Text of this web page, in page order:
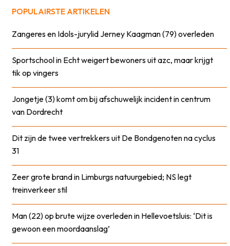
POPULAIRSTE ARTIKELEN
Zangeres en Idols-jurylid Jerney Kaagman (79) overleden
Sportschool in Echt weigert bewoners uit azc, maar krijgt
tik op vingers
Jongetje (3) komt om bij afschuwelijk incident in centrum
van Dordrecht
Dit zijn de twee vertrekkers uit De Bondgenoten na cyclus
31
Zeer grote brand in Limburgs natuurgebied; NS legt
treinverkeer stil
Man (22) op brute wijze overleden in Hellevoetsluis: ‘Dit is
gewoon een moordaanslag’